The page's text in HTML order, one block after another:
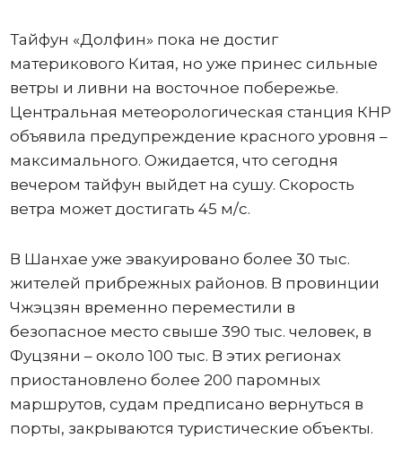
Тайфун «Долфин» пока не достиг
материкового Китая, но уже принес сильные
ветры и ливни на восточное побережье.
Центральная метеорологическая станция КНР
объявила предупреждение красного уровня –
максимального. Ожидается, что сегодня
вечером тайфун выйдет на сушу. Скорость
ветра может достигать 45 м/с.
В Шанхае уже эвакуировано более 30 тыс.
жителей прибрежных районов. В провинции
Чжэцзян временно переместили в
безопасное место свыше 390 тыс. человек, в
Фуцзяни – около 100 тыс. В этих регионах
приостановлено более 200 паромных
маршрутов, судам предписано вернуться в
порты, закрываются туристические объекты.